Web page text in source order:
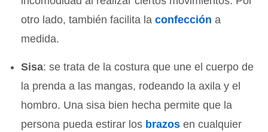
otro lado, también facilita laconfección a
medida.
Sisa: se trata de la costura que une el cuerpo de
la prenda a las mangas, rodeando la axila y el
hombro. Una sisa bien hecha permite que la
persona pueda estirar los brazos en cualquier